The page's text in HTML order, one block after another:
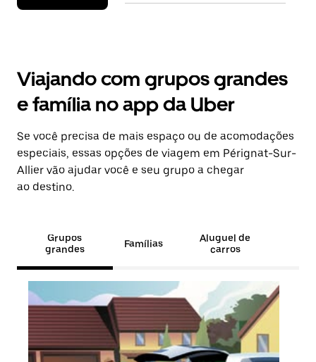
Viajando com grupos grandes
e família no app da Uber
Se você precisa de mais espaço ou de acomodações
especiais, essas opções de viagem em Pérignat-Sur-
Allier vão ajudar você e seu grupo a chegar
ao destino.
Grupos
grandes
Famílias
Aluguel de
carros